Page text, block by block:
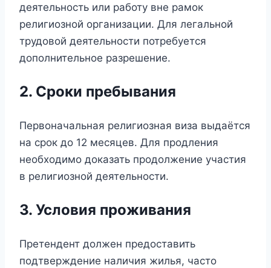
деятельность или работу вне рамок
религиозной организации. Для легальной
трудовой деятельности потребуется
дополнительное разрешение.
2. Сроки пребывания
Первоначальная религиозная виза выдаётся
на срок до 12 месяцев. Для продления
необходимо доказать продолжение участия
в религиозной деятельности.
3. Условия проживания
Претендент должен предоставить
подтверждение наличия жилья, часто